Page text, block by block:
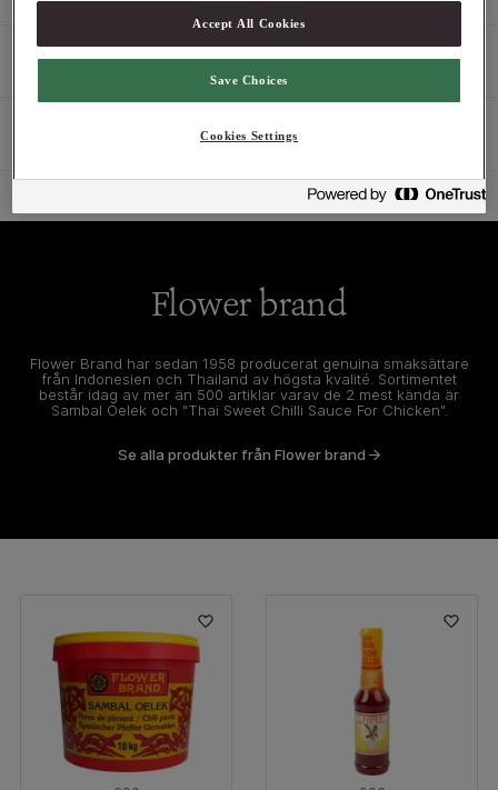
Produktbeskrivning
Flower brand
Flower Brand har sedan 1958 producerat genuina smaksättare
från Indonesien och Thailand av högsta kvalité. Sortimentet
består idag av mer än 500 artiklar varav de 2 mest kända är
Sambal Oelek och "Thai Sweet Chilli Sauce For Chicken".
Se alla produkter från Flower brand
Accept All Cookies
Save Choices
Cookies Settings